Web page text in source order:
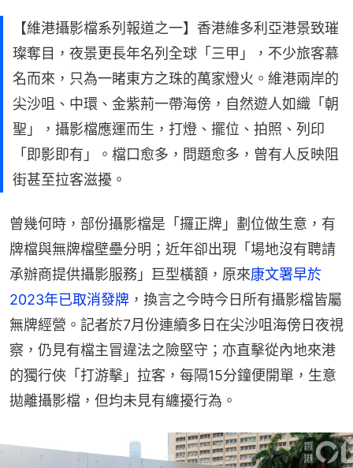
【維港攝影檔系列報道之一】香港維多利亞港景致璀
璨奪目，夜景更長年名列全球「三甲」，不少旅客慕
名而來，只為一睹東方之珠的萬家燈火。維港兩岸的
尖沙咀、中環、金紫荊一帶海傍，自然遊人如織「朝
聖」，攝影檔應運而生，打燈、擺位、拍照、列印
「即影即有」。檔口愈多，問題愈多，曾有人反映阻
街甚至拉客滋擾。
曾幾何時，部份攝影檔是「攞正牌」劃位做生意，有
牌檔與無牌檔壁壘分明；近年卻出現「場地沒有聘請
承辦商提供攝影服務」巨型橫額，原來康文署早於
2023年已取消發牌 ，換言之今時今日所有攝影檔皆屬
無牌經營。記者於7月份連續多日在尖沙咀海傍日夜視
察，仍見有檔主冒違法之險堅守；亦直擊從內地來港
的獨行俠「打游擊」拉客，每隔15分鐘便開單，生意
拋離攝影檔，但均未見有纏擾行為。